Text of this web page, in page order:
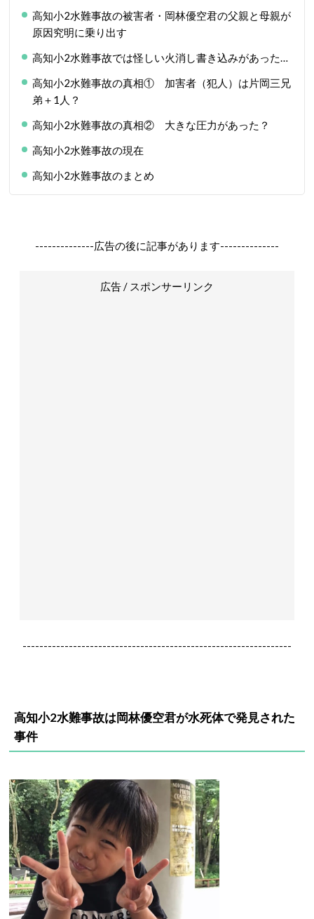
高知小2水難事故の被害者・岡林優空君の父親と母親が
原因究明に乗り出す
高知小2水難事故では怪しい火消し書き込みがあった…
高知小2水難事故の真相① 加害者（犯人）は片岡三兄
弟＋1人？
高知小2水難事故の真相② 大きな圧力があった？
高知小2水難事故の現在
高知小2水難事故のまとめ
--------------広告の後に記事があります--------------
広告 / スポンサーリンク
----------------------------------------------------------------
高知小2水難事故は岡林優空君が水死体で発見された
事件